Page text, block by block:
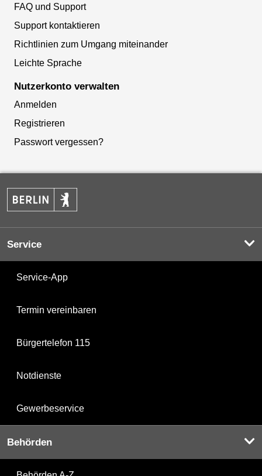
FAQ und Support
Support kontaktieren
Richtlinien zum Umgang miteinander
Leichte Sprache
Nutzerkonto verwalten
Anmelden
Registrieren
Passwort vergessen?
Service
Service-App
Termin vereinbaren
Bürgertelefon 115
Notdienste
Gewerbeservice
Behörden